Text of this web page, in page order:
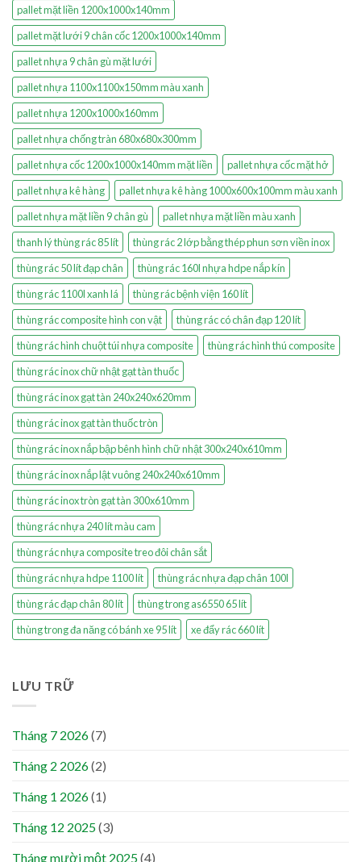
pallet mặt liền 1200x1000x140mm
pallet mặt lưới 9 chân cốc 1200x1000x140mm
pallet nhựa 9 chân gù mặt lưới
pallet nhựa 1100x1100x150mm màu xanh
pallet nhựa 1200x1000x160mm
pallet nhựa chống tràn 680x680x300mm
pallet nhựa cốc 1200x1000x140mm mặt liền
pallet nhựa cốc mặt hở
pallet nhựa kê hàng
pallet nhựa kê hàng 1000x600x100mm màu xanh
pallet nhựa mặt liền 9 chân gù
pallet nhựa mặt liền màu xanh
thanh lý thùng rác 85 lít
thùng rác 2 lớp bằng thép phun sơn viền inox
thùng rác 50 lít đạp chân
thùng rác 160l nhựa hdpe nắp kín
thùng rác 1100l xanh lá
thùng rác bệnh viện 160 lít
thùng rác composite hình con vật
thùng rác có chân đạp 120 lít
thùng rác hình chuột túi nhựa composite
thùng rác hình thú composite
thùng rác inox chữ nhật gạt tàn thuốc
thùng rác inox gạt tàn 240x240x620mm
thùng rác inox gạt tàn thuốc tròn
thùng rác inox nắp bập bênh hình chữ nhật 300x240x610mm
thùng rác inox nắp lật vuông 240x240x610mm
thùng rác inox tròn gạt tàn 300x610mm
thùng rác nhựa 240 lít màu cam
thùng rác nhựa composite treo đôi chân sắt
thùng rác nhựa hdpe 1100 lít
thùng rác nhựa đạp chân 100l
thùng rác đạp chân 80 lít
thùng trong as6550 65 lít
thùng trong đa năng có bánh xe 95 lít
xe đẩy rác 660 lít
LƯU TRỮ
Tháng 7 2026(7)
Tháng 2 2026(2)
Tháng 1 2026(1)
Tháng 12 2025(3)
Tháng mười một 2025(4)